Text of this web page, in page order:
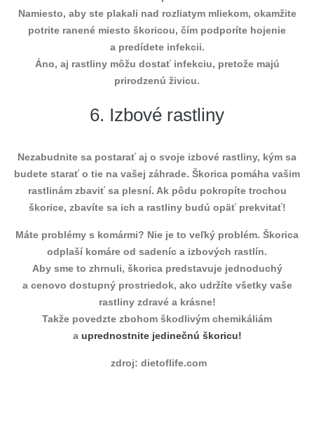
Namiesto, aby ste plakali nad rozliatym mliekom, okamžite
potrite ranené miesto škoricou, čím podporíte hojenie
a predídete infekcii.
Áno, aj rastliny môžu dostať infekciu, pretože majú
prirodzenú živicu.
6. Izbové rastliny
Nezabudnite sa postarať aj o svoje izbové rastliny, kým sa
budete starať o tie na vašej záhrade. Škorica pomáha vašim
rastlinám zbaviť sa plesní. Ak pôdu pokropíte trochou
škorice, zbavíte sa ich a rastliny budú opäť prekvitať!
Máte problémy s komármi? Nie je to veľký problém. Škorica
odplaší komáre od sadeníc a izbových rastlín.
Aby sme to zhrnuli, škorica predstavuje jednoduchý
a cenovo dostupný prostriedok, ako udržíte všetky vaše
rastliny zdravé a krásne!
Takže povedzte zbohom škodlivým chemikáliám
a uprednostnite jedinečnú škoricu!
zdroj: dietoflife.com